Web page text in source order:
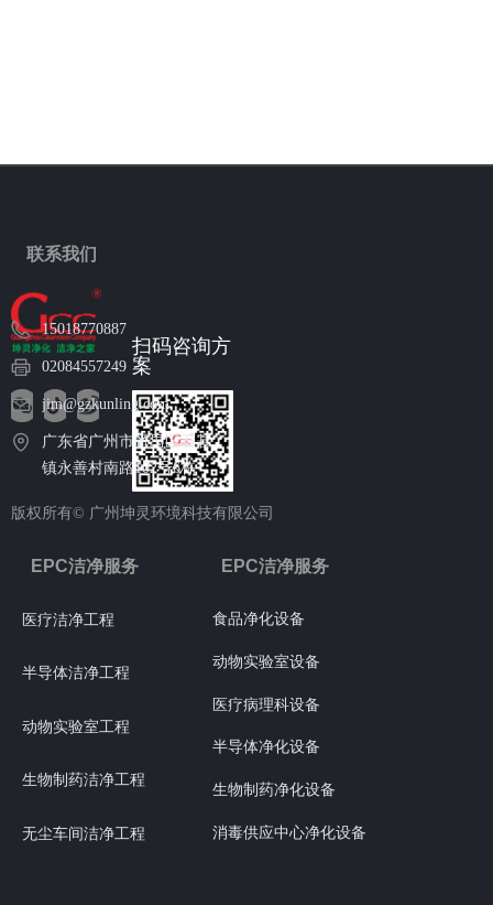
版权所有© 广州坤灵环境科技有限公司
扫码咨询方
案
EPC洁净服务
医疗洁净工程
半导体洁净工程
动物实验室工程
生物制药洁净工程
无尘车间洁净工程
食品净化设备
动物实验室设备
医疗病理科设备
半导体净化设备
生物制药净化设备
消毒供应中心净化设备
EPC洁净服务
15018770887
02084557249
jim@gzkunling.com
广东省广州市番禺区石碁
镇永善村南路102号6栋
联系我们